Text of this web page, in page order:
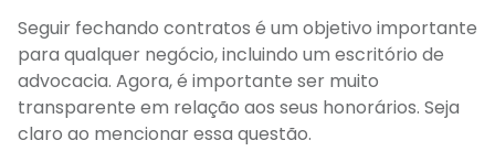
Seguir fechando contratos é um objetivo importante
para qualquer negócio, incluindo um escritório de
advocacia. Agora, é importante ser muito
transparente em relação aos seus honorários. Seja
claro ao mencionar essa questão.